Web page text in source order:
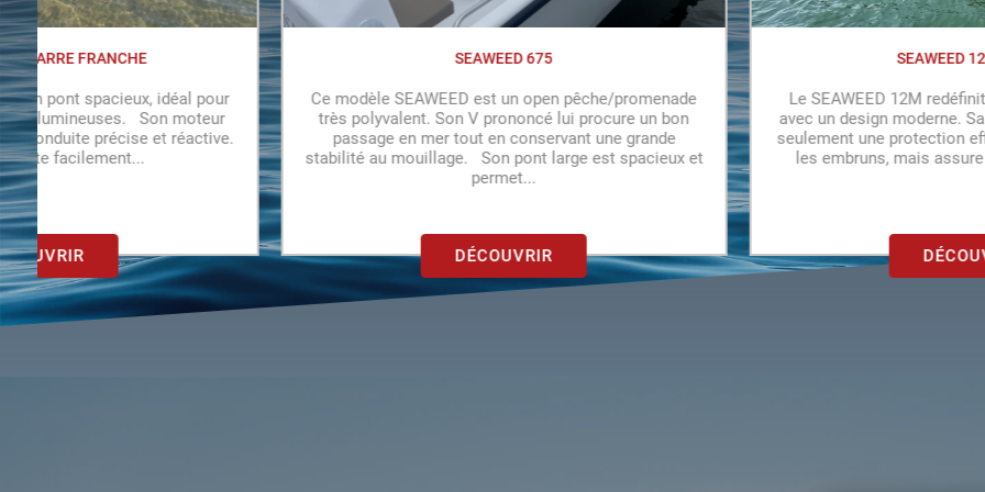
SEAWEED 675
est un open pêche/promenade
Son V prononcé lui procure un bon
en mer tout en conservant une grande
Son pont large est spacieux et
DÉCOUVRIR
SEAWEED 12 METRES
Le SEAWEED 12M redéfinit les normes du chaland
avec un design moderne. Sa coque tulipé assure non
seulement une protection efficace contre les vents et
les embruns, mais assure également une belle...
DÉCOUVRIR
Ce modèle
pêche/
stabilité avec
de mouette.